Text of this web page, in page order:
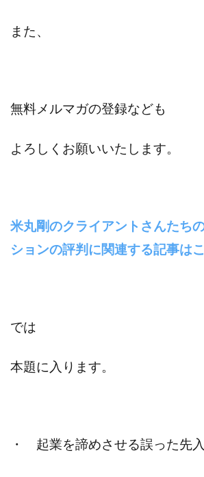
また、
無料メルマガの登録なども
よろしくお願いいたします。
米丸剛のクライアントさんたち
ションの評判に関連する記事は
では
本題に入ります。
・ 起業を諦めさせる誤った先